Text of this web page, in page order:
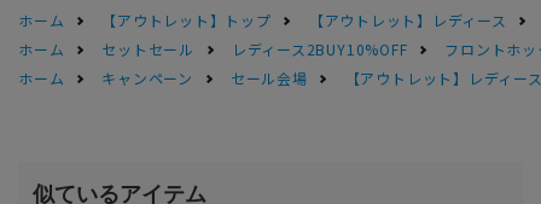
ホーム 【アウトレット】トップ
【アウトレット】レディース
ホーム
セットセール レディース2BUY10%OFF
フロントホ
ホーム
キャンペーン セール会場 【アウトレット】レディー